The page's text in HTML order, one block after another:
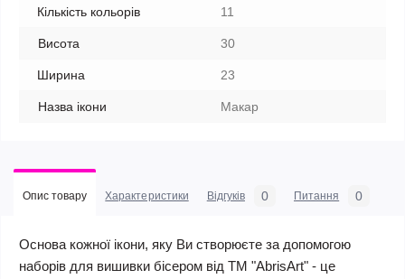
Кількість кольорів 11
Висота 30
Ширина 23
Назва ікони Макар
Опис товару Характеристики Відгуків 0 Питання 0
Основа кожної ікони, яку Ви створюєте за допомогою
наборів для вишивки бісером від ТМ "AbrisArt" - це